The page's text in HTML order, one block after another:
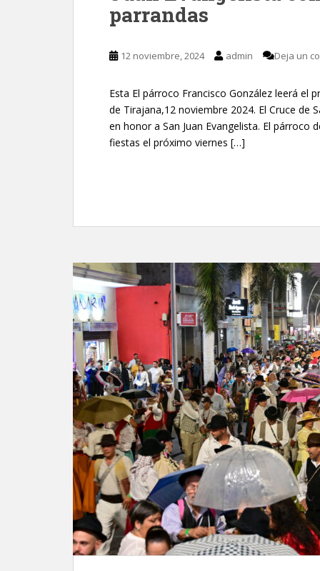
parrandas
12 noviembre, 2024 admin Deja un
Esta El párroco Francisco González leerá el
de Tirajana,12 noviembre 2024. El Cruce de
en honor a San Juan Evangelista. El párroco
fiestas el próximo viernes […]